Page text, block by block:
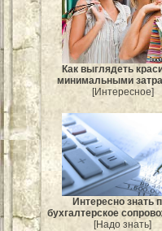
Как выглядеть
минимальными
[Интересное]
Интересно знать
бухгалтерское
[Надо знать]